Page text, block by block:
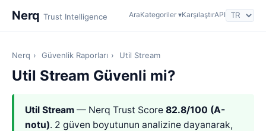
Nerq Trust Intelligence AraKategoriler ▾KarşılaştırAPI
Nerq › Güvenlik Raporları › Util Stream
Util Stream Güvenli mi?
Util Stream — Nerq Trust Score 82.8/100 (A-
notu). 2 güven boyutunun analizine dayanarak,